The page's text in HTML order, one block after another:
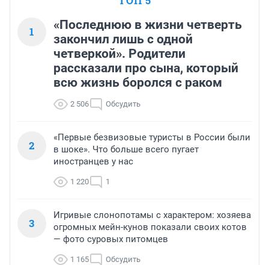
1
«Последнюю в жизни четверть
закончил лишь с одной
четверкой». Родители
рассказали про сына, который
всю жизнь боролся с раком
2 506 Обсудить
2
«Первые безвизовые туристы в России были
в шоке». Что больше всего пугает
иностранцев у нас
1 220 1
3
Игривые слонопотамы с характером: хозяева
огромных мейн-кунов показали своих котов
— фото суровых питомцев
1 165 Обсудить